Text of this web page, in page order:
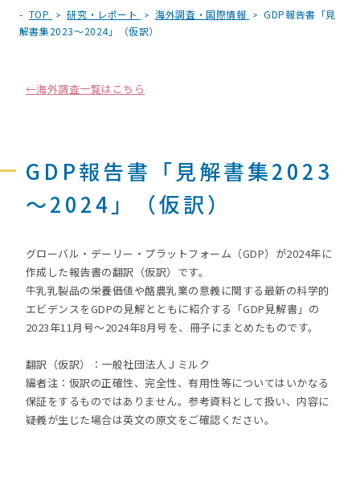
TOP 研究・レポート 海外調査・国際情報
GDP報告書「見
解書集2023～2024」（仮訳）
←海外調査一覧はこちら
GDP報告書「見解書集2023
～2024」（仮訳）
グローバル・デーリー・プラットフォーム（GDP）が2024年に
作成した報告書の翻訳（仮訳）です。
牛乳乳製品の栄養価値や酪農乳業の意義に関する最新の科学的
エビデンスをGDPの見解とともに紹介する「GDP見解書」の
2023年11月号～2024年8月号を、冊子にまとめたものです。
翻訳（仮訳）：一般社団法人Ｊミルク
編者注：仮訳の正確性、完全性、有用性等についてはいかなる
保証をするものではありません。参考資料として扱い、内容に
疑義が生じた場合は英文の原文をご確認ください。